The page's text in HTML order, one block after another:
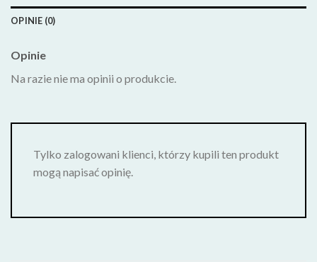
OPINIE (0)
Opinie
Na razie nie ma opinii o produkcie.
Tylko zalogowani klienci, którzy kupili ten produkt
mogą napisać opinię.